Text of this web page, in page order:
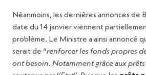
Néanmoins, les dernières annonces de
date du 14 janvier viennent
problème. Le Ministre a ainsi annoncé
serait de “renforcer les fonds propres
ont besoin. Notamment grâce aux